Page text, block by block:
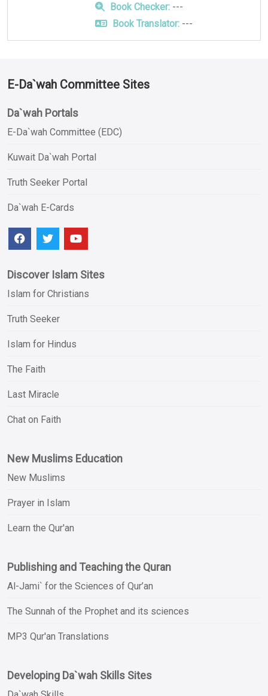
Book Checker:---
Book Translator:---
E-Da`wah Committee Sites
Da`wah Portals
E-Da`wah Committee (EDC)
Kuwait Da`wah Portal
Truth Seeker Portal
Da`wah E-Cards
Discover Islam Sites
Islam for Christians
Truth Seeker
Islam for Hindus
The Faith
Last Miracle
Chat on Faith
New Muslims Education
New Muslims
Prayer in Islam
Learn the Qur'an
Publishing and Teaching the Quran
Al-Jami` for the Sciences of Qur’an
The Sunnah of the Prophet and its sciences
MP3 Qur'an Translations
Developing Da`wah Skills Sites